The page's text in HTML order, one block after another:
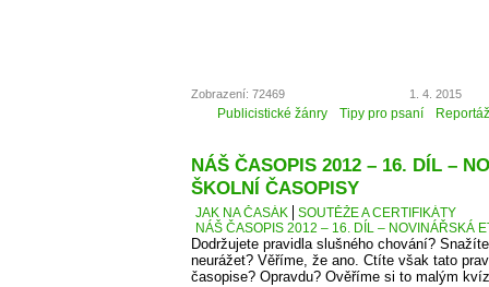
Zobrazení: 72469 1. 4. 2015
Publicistické žánry Tipy pro psaní Reportáž
NÁŠ ČASOPIS 2012 – 16. DÍL –
ŠKOLNÍ ČASOPISY
JAK NA ČASÁK
SOUTĚŽE A CERTIFIKÁTY
NÁŠ ČASOPIS 2012 – 16. DÍL – NOVINÁŘSKÁ
Dodržujete pravidla slušného chování?
neurážet? Věříme, že ano. Ctíte však tato
časopise? Opravdu? Ověříme si to malým